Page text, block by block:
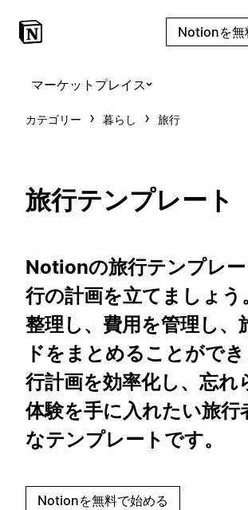
Notionを無
マーケットプレイス
カテゴリー 暮らし 旅行
旅行テンプレート
Notionの旅行テンプレ
行の計画を立てましょう
整理し、費用を管理し、
ドをまとめることがで
行計画を効率化し、忘れ
体験を手に入れたい旅行
なテンプレートです。
Notionを無料で始める